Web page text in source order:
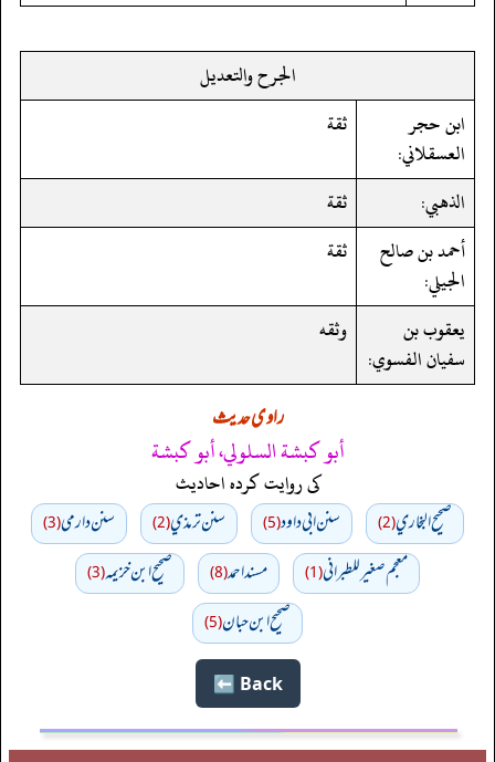
الجرح والتعديل
ابن حجر
العسقلاني:
ثقة
الذهبي:
ثقة
أحمد بن صالح
الجيلي:
ثقة
يعقوب بن
سفيان الفسوي:
وثقه
راوی حدیث
أبو كبشة السلولي، أبو كبشة
کی روایت کردہ احادیث
صحيح البخاري(2) سنن ابي داود(5) سنن ترمذي(2) سنن دارمي(3)
معجم صغير للطبراني(1) مسند احمد(8) صحيح ابن خزيمه(3)
صحیح ابن حبان(5)
Back ⬅️